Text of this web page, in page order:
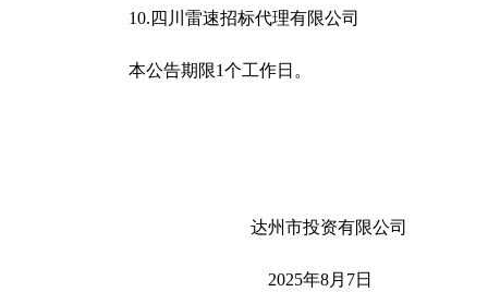
10.四川雷速招标代理有限公司
本公告期限1个工作日。
达州市投资有限公司
2025年8月7日